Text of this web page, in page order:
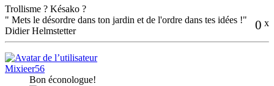
Trollisme ? Késako ?
0 x
" Mets le désordre dans ton jardin et de l'ordre dans tes idées !"
Didier Helmstetter
Mixieer56
Bon éconologue!